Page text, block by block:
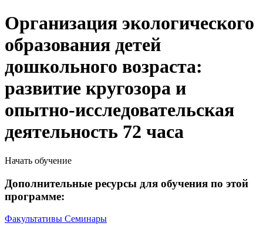
Организация экологического
образования детей
дошкольного возраста:
развитие кругозора и
опытно-исследовательская
деятельность 72 часа
Начать обучение
Дополнительные ресурсы для обучения по этой
программе:
Факультативы Семинары